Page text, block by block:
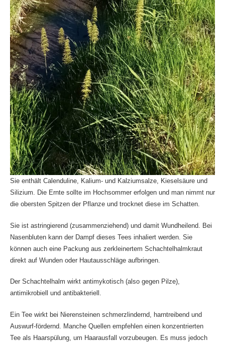
Sie enthält Calenduline, Kalium- und Kalziumsalze, Kieselsäure und
Silizium. Die Ernte sollte im Hochsommer erfolgen und man nimmt nur
die obersten Spitzen der Pflanze und trocknet diese im Schatten.
Sie ist astringierend (zusammenziehend) und damit Wundheilend. Bei
Nasenbluten kann der Dampf dieses Tees inhaliert werden. Sie
können auch eine Packung aus zerkleinertem Schachtelhalmkraut
direkt auf Wunden oder Hautausschläge aufbringen.
Der Schachtelhalm wirkt antimykotisch (also gegen Pilze),
antimikrobiell und antibakteriell.
Ein Tee wirkt bei Nierensteinen schmerzlindernd, harntreibend und
Auswurf-fördernd. Manche Quellen empfehlen einen konzentrierten
Tee als Haarspülung, um Haarausfall vorzubeugen. Es muss jedoch